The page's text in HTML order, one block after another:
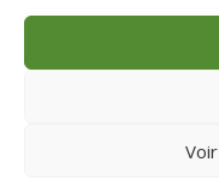
LES BAINS